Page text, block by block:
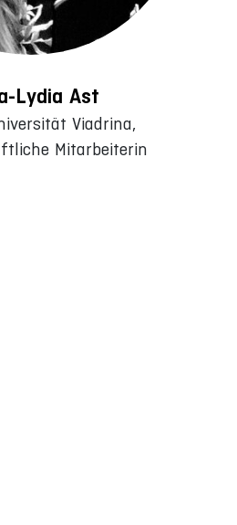
Lydia Ast
Viadrina,
Mitarbeiterin